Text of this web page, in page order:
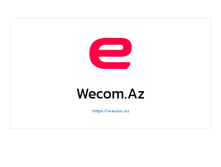
Wecom.az
https://wecom.az